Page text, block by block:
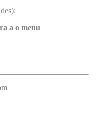
a o menu